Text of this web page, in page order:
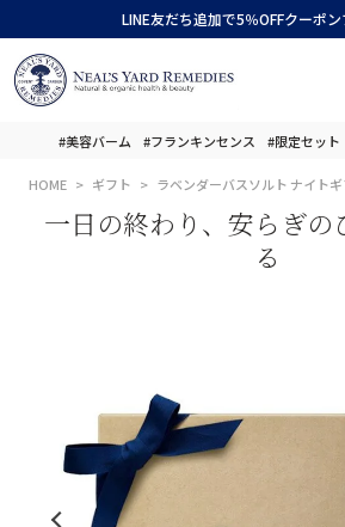
LINE友だち追加で5％OFFクーポ
#美容バーム #フランキンセンス #限定セット
HOME ギフト ラベンダーバスソルト ナイト
一日の終わり、安らぎの
る